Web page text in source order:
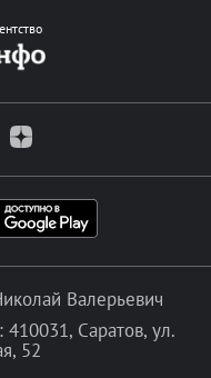
Валерьевич
Саратов, ул.
52